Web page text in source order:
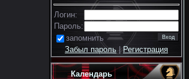
Логин:
Пароль:
запомнить
Забыл пароль|Регистрация
Календарь